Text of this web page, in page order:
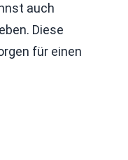
auch
Diese
für einen